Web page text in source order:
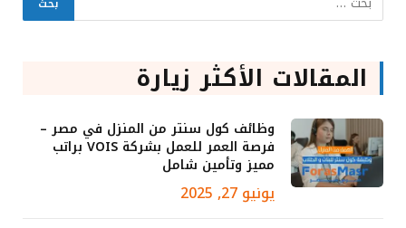
المقالات الأكثر زيارة
وظائف كول سنتر من المنزل في مصر –
فرصة العمر للعمل بشركة VOIS براتب
مميز وتأمين شامل
يونيو 27, 2025